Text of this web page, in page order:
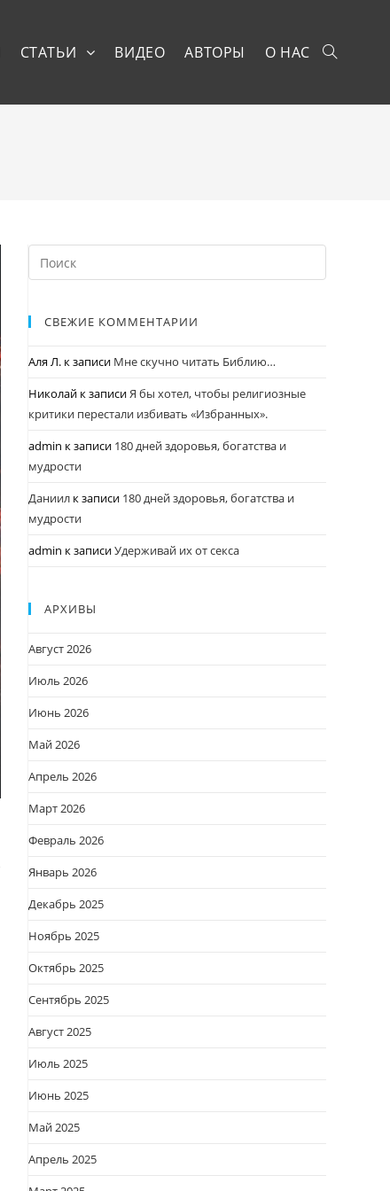
СТАТЬИ ВИДЕО АВТОРЫ О НАС
СВЕЖИЕ КОММЕНТАРИИ
Аля Л. к записи Мне скучно читать Библию…
Николай к записиЯ бы хотел, чтобы религиозные
критики перестали избивать «Избранных».
admin к записи 180 дней здоровья, богатства и
мудрости
Даниил к записи 180 дней здоровья, богатства и
мудрости
admin к записиУдерживай их от секса
АРХИВЫ
Август 2026
Июль 2026
Июнь 2026
Май 2026
Апрель 2026
Март 2026
Февраль 2026
Январь 2026
Декабрь 2025
Ноябрь 2025
Октябрь 2025
Сентябрь 2025
Август 2025
Июль 2025
Июнь 2025
Май 2025
Апрель 2025